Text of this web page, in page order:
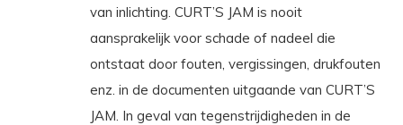
van inlichting. CURT’S JAM is nooit
aansprakelijk voor schade of nadeel die
ontstaat door fouten, vergissingen, drukfouten
enz. in de documenten uitgaande van CURT’S
JAM. In geval van tegenstrijdigheden in de